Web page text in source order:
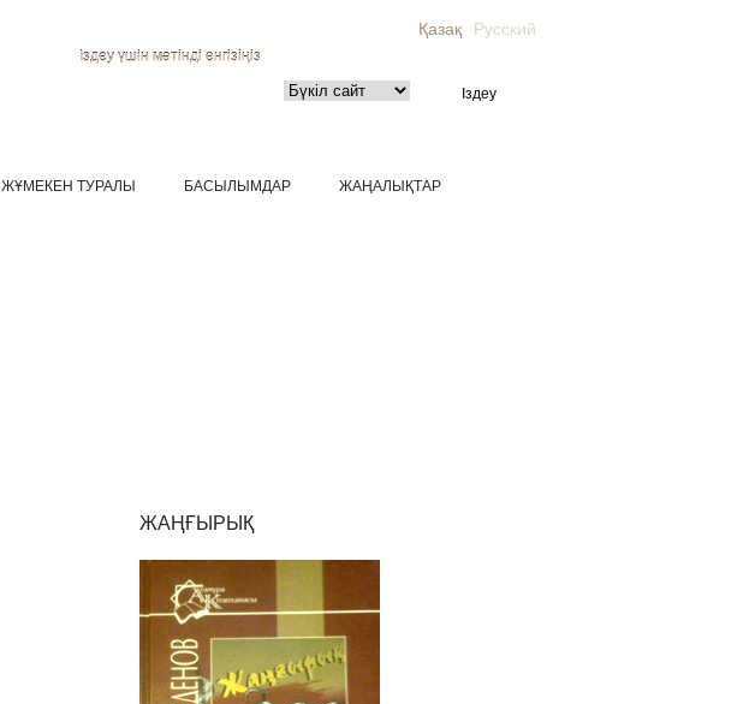
Қазақ Русский
Іздеу үшін мәтінді енгізіңіз
ЖҰМЕКЕН ТУРАЛЫ БАСЫЛЫМДАР ЖАҢАЛЫҚТАР
ЖАҢҒЫРЫҚ